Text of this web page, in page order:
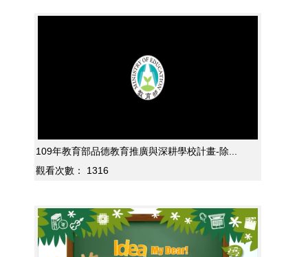
109年教育部品德教育推廣與深耕學校計畫-除...
觀看次數：
1316